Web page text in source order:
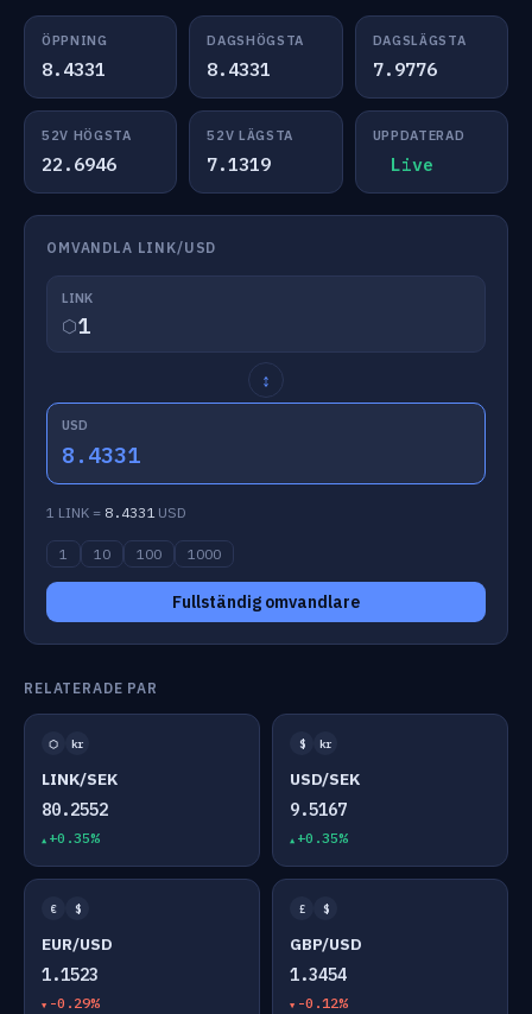
ÖPPNING
8.4331
DAGSHÖGSTA
8.4331
DAGSLÄGSTA
7.9776
52V HÖGSTA
22.6946
52V LÄGSTA
7.1319
UPPDATERAD
Live
OMVANDLA LINK/USD
LINK
⬡
↕
USD
8.4331
1 LINK = 8.4331 USD
1 10 100 1000
Fullständig omvandlare
RELATERADE PAR
⬡ kr
LINK/SEK
80.2552
+0.35%
$ kr
USD/SEK
9.5167
+0.35%
€ $
EUR/USD
1.1523
-0.29%
£ $
GBP/USD
1.3454
-0.12%